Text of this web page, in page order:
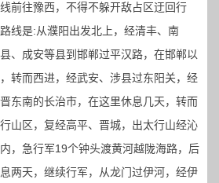
前往豫西，不得不躲开敌占区迂回行
线是:从濮阳出发北上，经清丰、南
、成安等县到邯郸过平汉路，在邯郸以
转而西进，经武安、涉县过东阳关，经
东南的长治市，在这里休息几天，转而
山区，复经高平、晋城，出太行山经沁
，急行军19个钟头渡黄河越陇海路，后
两天，继续行军，从龙门过伊河，经伊